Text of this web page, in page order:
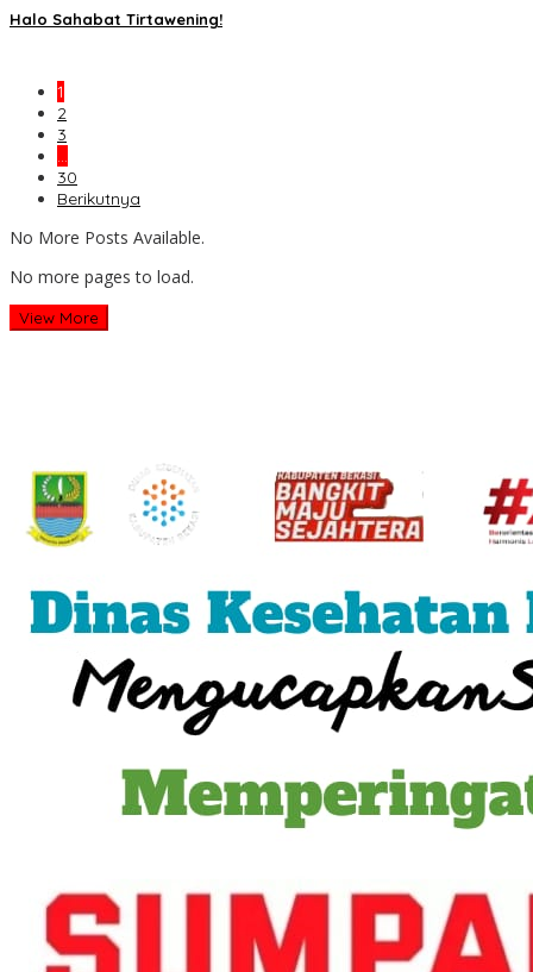
Halo Sahabat Tirtawening!
1
2
3
…
30
Berikutnya
No More Posts Available.
No more pages to load.
View More